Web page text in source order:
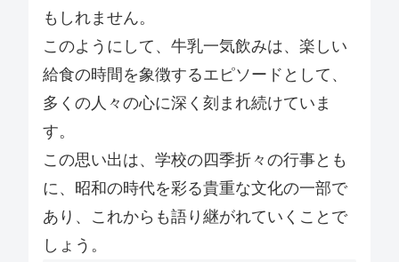
もしれません。
このようにして、牛乳一気飲みは、楽しい
給食の時間を象徴するエピソードとして、
多くの人々の心に深く刻まれ続けていま
す。
この思い出は、学校の四季折々の行事とも
に、昭和の時代を彩る貴重な文化の一部で
あり、これからも語り継がれていくことで
しょう。